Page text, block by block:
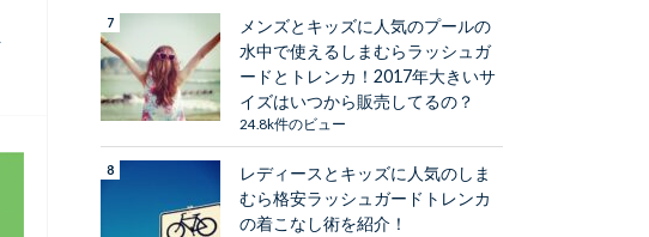
メンズとキッズに人気のプールの
水中で使えるしまむらラッシュガ
ードとトレンカ！2017年大きいサ
イズはいつから販売してるの？
24.8k件のビュー
レディースとキッズに人気のしま
むら格安ラッシュガードトレンカ
の着こなし術を紹介！